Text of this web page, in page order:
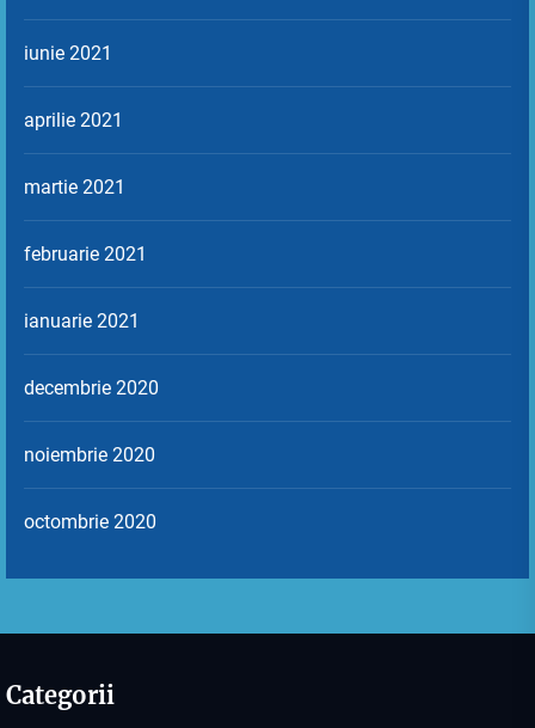
iunie 2021
aprilie 2021
martie 2021
februarie 2021
ianuarie 2021
decembrie 2020
noiembrie 2020
octombrie 2020
Categorii